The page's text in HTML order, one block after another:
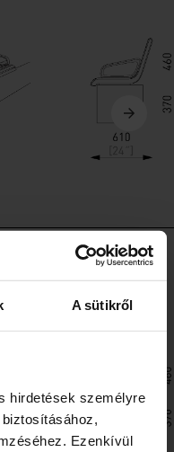
A sütikről
hirdetések személyre
Ezenkívül
háttámlával
falécekből